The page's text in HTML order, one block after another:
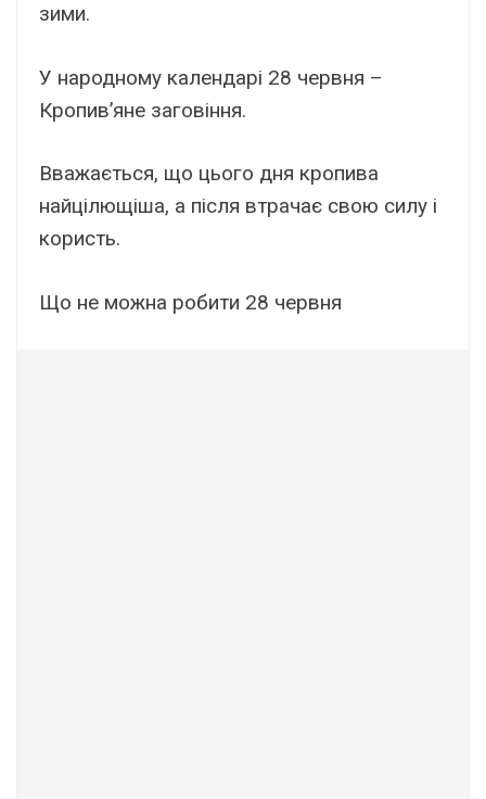
зими.
У народному календарі 28 червня –
Кропив’яне заговіння.
Вважається, що цього дня кропива
найцілющіша, а після втрачає свою силу і
користь.
Що не можна робити 28 червня